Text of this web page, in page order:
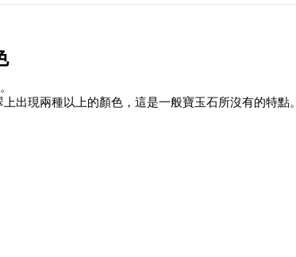
出現兩種以上的顏色，這是一般寶玉石所沒有的特點。